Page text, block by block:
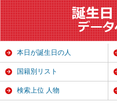
本日が誕生日の人
国籍別リスト
検索上位 人物